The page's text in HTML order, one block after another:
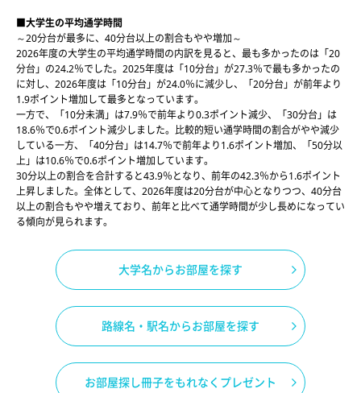
■大学生の平均通学時間
～20分台が最多に、40分台以上の割合もやや増加～
2026年度の大学生の平均通学時間の内訳を見ると、最も多かったのは「20
分台」の24.2％でした。2025年度は「10分台」が27.3％で最も多かったの
に対し、2026年度は「10分台」が24.0％に減少し、「20分台」が前年より
1.9ポイント増加して最多となっています。
一方で、「10分未満」は7.9％で前年より0.3ポイント減少、「30分台」は
18.6％で0.6ポイント減少しました。比較的短い通学時間の割合がやや減少
している一方、「40分台」は14.7％で前年より1.6ポイント増加、「50分以
上」は10.6％で0.6ポイント増加しています。
30分以上の割合を合計すると43.9％となり、前年の42.3％から1.6ポイント
上昇しました。全体として、2026年度は20分台が中心となりつつ、40分台
以上の割合もやや増えており、前年と比べて通学時間が少し長めになってい
る傾向が見られます。
大学名からお部屋を探す
路線名・駅名からお部屋を探す
お部屋探し冊子をもれなくプレゼント